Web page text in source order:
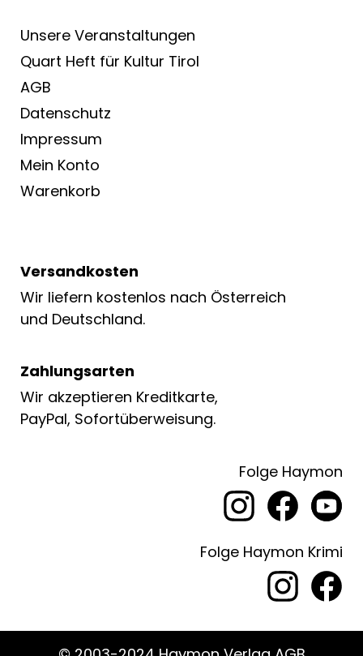
Unsere Veranstaltungen
Quart Heft für Kultur Tirol
AGB
Datenschutz
Impressum
Mein Konto
Warenkorb
Versandkosten
Wir liefern kostenlos nach Österreich
und Deutschland.
Zahlungsarten
Wir akzeptieren Kreditkarte,
PayPal, Sofortüberweisung.
Folge Haymon
Folge Haymon Krimi